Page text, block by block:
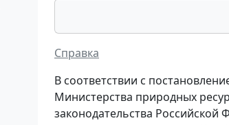
Справка
В соответствии с
Министерства природных
законодательства Российской